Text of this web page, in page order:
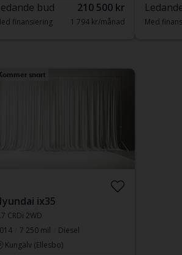
bud 210 500 kr
finansiering 1 794 kr/månad Med
Kommer snart
ix35
CRDi 2WD
7 250 mil
Diesel
Kungälv (Ellesbo)